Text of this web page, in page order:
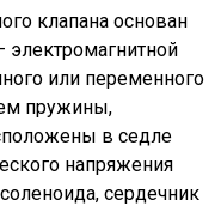
клапана основан
электромагнитной
или переменного
пружины,
в седле
напряжения
сердечник